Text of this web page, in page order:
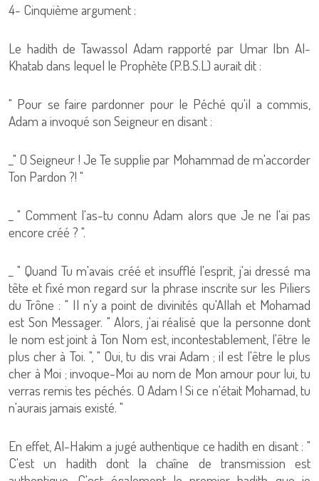
4- Cinquième argument :
Le hadith de Tawassol Adam rapporté par Umar Ibn Al-
Khatab dans lequel le Prophète (P.B.S.L) aurait dit :
" Pour se faire pardonner pour le Péché qu'il a commis,
Adam a invoqué son Seigneur en disant :
_" O Seigneur ! Je Te supplie par Mohammad de m'accorder
Ton Pardon ?! "
_ " Comment l'as-tu connu Adam alors que Je ne l'ai pas
encore créé ? ".
_ " Quand Tu m'avais créé et insufflé l'esprit, j'ai dressé ma
tête et fixé mon regard sur la phrase inscrite sur les Piliers
du Trône : " Il n'y a point de divinités qu'Allah et Mohamad
est Son Messager. " Alors, j'ai réalisé que la personne dont
le nom est joint à Ton Nom est, incontestablement, l'être le
plus cher à Toi. ", " Oui, tu dis vrai Adam ; il est l'être le plus
cher à Moi ; invoque-Moi au nom de Mon amour pour lui, tu
verras remis tes péchés. O Adam ! Si ce n'était Mohamad, tu
n'aurais jamais existé. "
En effet, Al-Hakim a jugé authentique ce hadith en disant : "
C'est un hadith dont la chaîne de transmission est